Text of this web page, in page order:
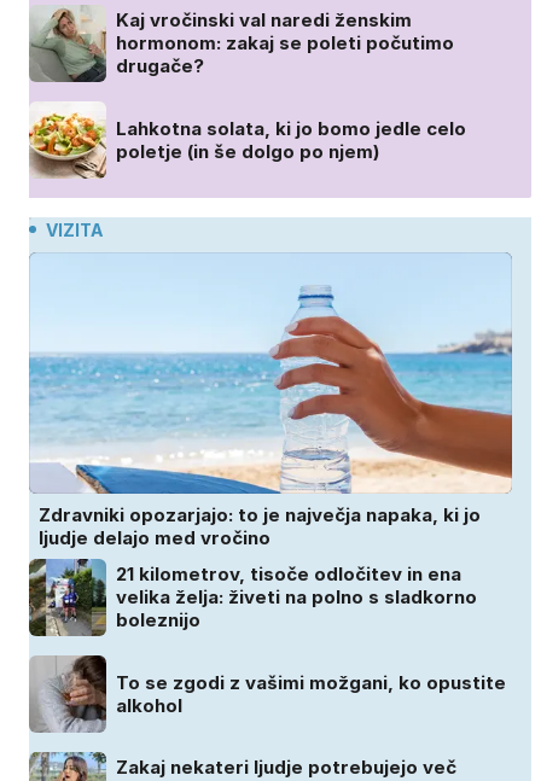
Kaj vročinski val naredi ženskim
hormonom: zakaj se poleti počutimo
drugače?
Lahkotna solata, ki jo bomo jedle celo
poletje (in še dolgo po njem)
VIZITA
Zdravniki opozarjajo: to je največja napaka, ki jo
ljudje delajo med vročino
21 kilometrov, tisoče odločitev in ena
velika želja: živeti na polno s sladkorno
boleznijo
To se zgodi z vašimi možgani, ko opustite
alkohol
Zakaj nekateri ljudje potrebujejo več